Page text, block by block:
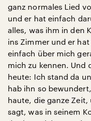
ganz normales Lied
und er hat einfach
alles, was ihm in den
ins Zimmer und er
einfach über mich
mich zu kennen. Und
heute: Ich stand da
hab ihn so
haute, die ganze
sagt, was in seinem